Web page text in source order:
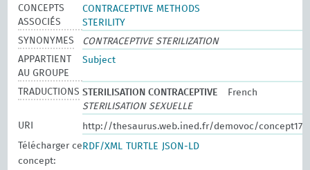
CONCEPTS
ASSOCIÉS
CONTRACEPTIVE METHODS
STERILITY
SYNONYMES
CONTRACEPTIVE STERILIZATION
APPARTIENT
AU GROUPE
Subject
TRADUCTIONS STERILISATION CONTRACEPTIVE
French
STERILISATION SEXUELLE
URI
http://thesaurus.web.ined.fr/demovoc/
Télécharger ce
concept:
RDF/XML TURTLE JSON-LD